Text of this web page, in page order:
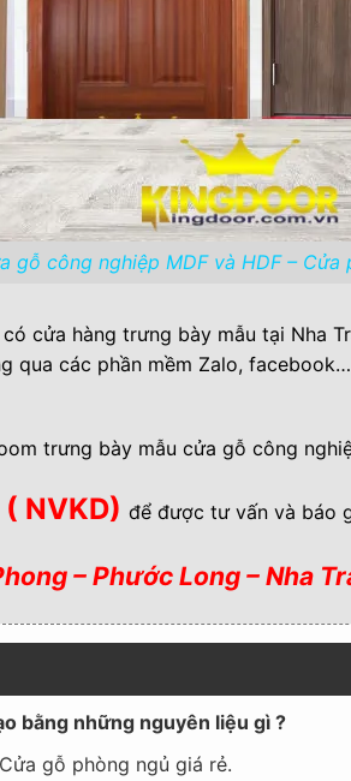
gỗ công nghiệp MDF và HDF – Cửa
cửa hàng trưng bày mẫu tại Nha
qua các phần mềm Zalo,
trưng bày mẫu cửa gỗ công
NVKD) để được tư vấn và báo
– Phước Long – Nha
bằng những nguyên liệu gì ?
gỗ phòng ngủ giá rẻ.